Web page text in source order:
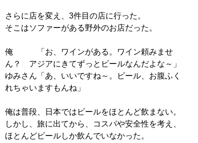
さらに店を変え、3件目の店に行った。
そこはソファーがある野外のお店だった。
俺 「お、ワインがある。ワイン頼みませ
ん？ アジアにきてずっとビールなんだよな～」
ゆみさん「あ、いいですね～。ビール、お腹ふく
れちゃいますもんね」
俺は普段、日本ではビールをほとんど飲まない。
しかし、旅に出てから、コスパや安全性を考え、
ほとんどビールしか飲んでいなかった。